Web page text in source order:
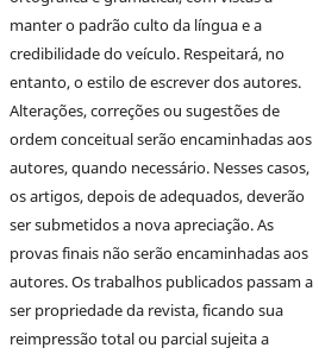
manter o padrão culto da língua e a
credibilidade do veículo. Respeitará, no
entanto, o estilo de escrever dos autores.
Alterações, correções ou sugestões de
ordem conceitual serão encaminhadas aos
autores, quando necessário. Nesses casos,
os artigos, depois de adequados, deverão
ser submetidos a nova apreciação. As
provas finais não serão encaminhadas aos
autores. Os trabalhos publicados passam a
ser propriedade da revista, ficando sua
reimpressão total ou parcial sujeita a